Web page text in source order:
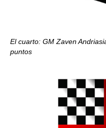
El cuarto: GM Zaven
puntos